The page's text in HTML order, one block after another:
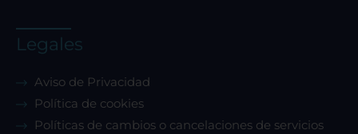
Legales
Aviso de Privacidad
Política de cookies
Políticas de cambios o cancelaciones de servicios